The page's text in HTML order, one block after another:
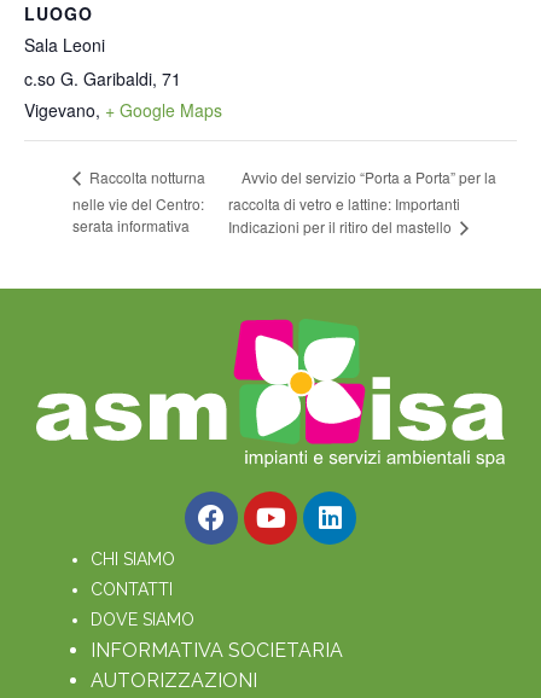
LUOGO
Sala Leoni
c.so G. Garibaldi, 71
Vigevano, + Google Maps
Raccolta notturna
nelle vie del Centro:
serata informativa
Avvio del servizio “Porta a Porta” per la
raccolta di vetro e lattine: Importanti
Indicazioni per il ritiro del mastello
CHI SIAMO
CONTATTI
DOVE SIAMO
INFORMATIVA SOCIETARIA
AUTORIZZAZIONI